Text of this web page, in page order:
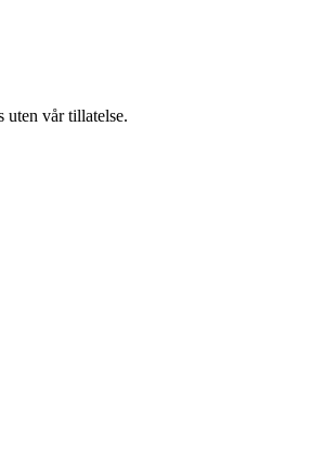
uten vår tillatelse.